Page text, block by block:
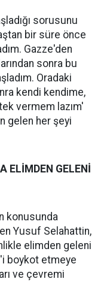
sorusunu
bir süre önce
Gazze'den
sonra bu
Oradaki
kendi kendime,
vermem lazım'
gelen her şeyi
ELİMDEN GELENİ
konusunda
Yusuf Selahattin,
elimden geleni
boykot etmeye
ve çevremi